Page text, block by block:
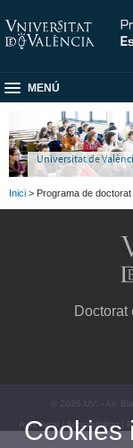
MENÚ
Universitat de
Inici > Programa de doctorat
Doctorat
© 2026 UV. - Av.
Avís legal |Accessibilitat|
Cookies